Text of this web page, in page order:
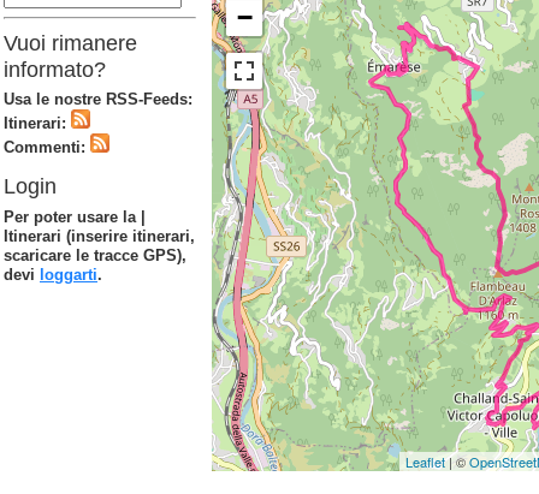
−
Leaflet| ©
Vuoi rimanere
informato?
Usa le nostre RSS-Feeds:
Itinerari:
Commenti:
Login
Per poter usare la |
Itinerari (inserire itinerari,
scaricare le tracce GPS),
devi loggarti.